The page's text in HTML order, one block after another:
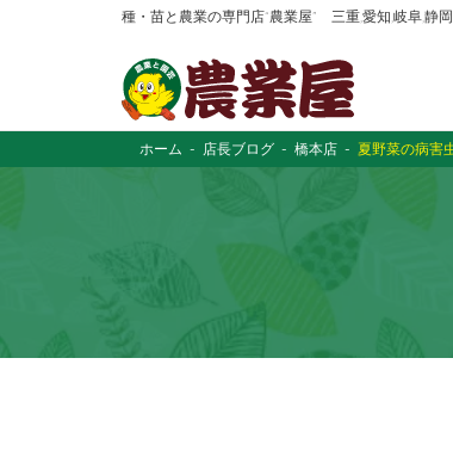
種・苗と農業の専門店“農業屋” 三重,愛知,岐阜,静
ホーム 店長ブログ 橋本店 夏野菜の病害